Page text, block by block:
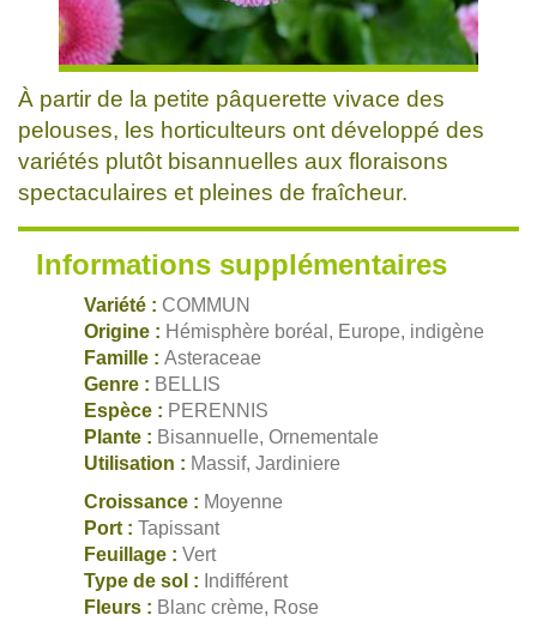
À partir de la petite pâquerette vivace des
pelouses, les horticulteurs ont développé des
variétés plutôt bisannuelles aux floraisons
spectaculaires et pleines de fraîcheur.
Informations supplémentaires
Variété : COMMUN
Origine : Hémisphère boréal, Europe, indigène
Famille : Asteraceae
Genre : BELLIS
Espèce : PERENNIS
Plante : Bisannuelle, Ornementale
Utilisation : Massif, Jardiniere
Croissance : Moyenne
Port : Tapissant
Feuillage : Vert
Type de sol : Indifférent
Fleurs : Blanc crème, Rose